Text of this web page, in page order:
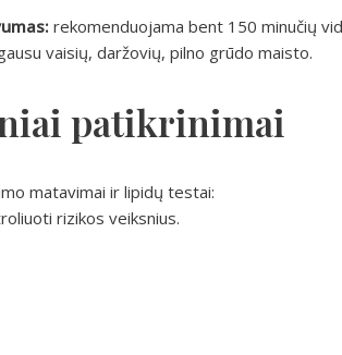
rekomenduojama bent 150 minučių
vaisių, daržovių, pilno grūdo maisto.
patikrinimai
matavimai ir lipidų testai:
rizikos veiksnius.